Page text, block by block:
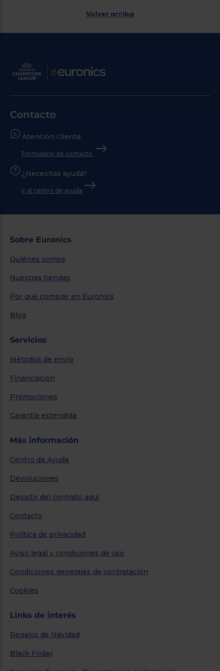
Volver arriba
Contacto
Atención cliente
Formulario de contacto
¿Necesitas ayuda?
Ir al centro de ayuda
Sobre Euronics
Quiénes somos
Nuestras tiendas
Por qué comprar en Euronics
Blog
Servicios
Métodos de envío
Financiación
Promociones
Garantía extendida
Más información
Centro de Ayuda
Devoluciones
Desistir del contrato aquí
Contacto
Política de privacidad
Aviso legal y condiciones de uso
Condiciones generales de contratación
Cookies
Links de interés
Regalos de Navidad
Black Friday